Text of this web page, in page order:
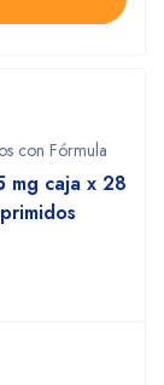
con Fórmula
mg caja x 28